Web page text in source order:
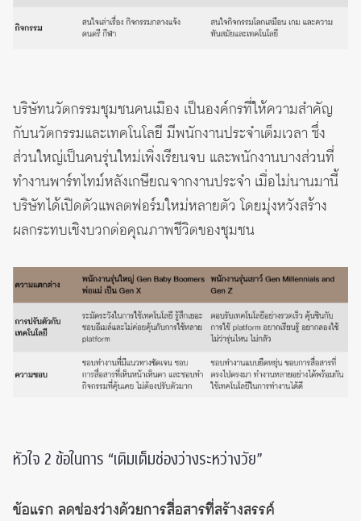
บริษัทนวัตกรรมชุมชนคนเมือง เป็นองค์กรที่ให้ความสำคัญ
กับนวัตกรรมและเทคโนโลยี มีพนักงานประจำเต็มเวลา ซึ่ง
ส่วนใหญ่เป็นคนรุ่นใหม่เพิ่งเรียนจบ และพนักงานบางส่วนที่
ทำงานพาร์ทไทม์หลังเกษียณจากงานประจำ เมื่อไม่นานมานี้
บริษัทได้เปิดตัวแพลตฟอร์มใหม่หลายตัว โดยมุ่งหวังสร้าง
ผลกระทบเชิงบวกต่อคุณภาพชีวิตของชุมชน
หัวใจ 2 ข้อในการ “เติมเต็มช่องว่างระหว่างวัย”
ข้อแรก ลดช่องว่างด้วยการสื่อสารที่สร้างสรรค์